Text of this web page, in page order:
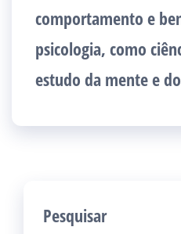
comportamento e
psicologia, como
estudo da mente e
Pesquisar